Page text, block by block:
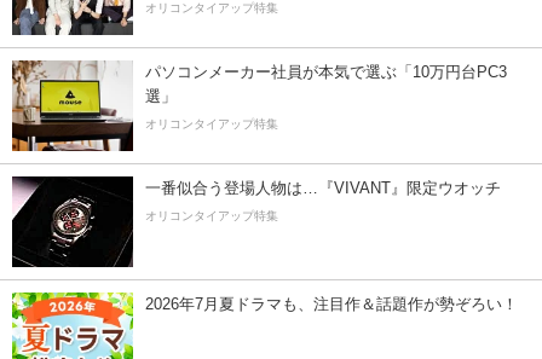
オリコンタイアップ特集
パソコンメーカー社員が本気で選ぶ「10万円台PC3
選」
オリコンタイアップ特集
一番似合う登場人物は…『VIVANT』限定ウオッチ
オリコンタイアップ特集
2026年7月夏ドラマも、注目作＆話題作が勢ぞろい！